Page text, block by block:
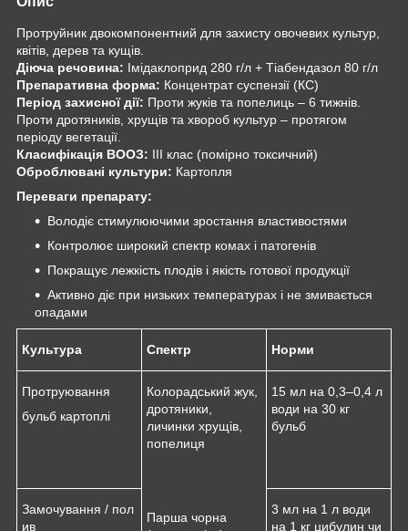
Протруйник двокомпонентний для захисту овочевих культур,
квітів, дерев та кущів.
Діюча речовина: Імідаклоприд 280 г/л + Тіабендазол 80 г/л
Препаративна форма: Концентрат суспензії (КС)
Період захисної дії: Проти жуків та попелиць – 6 тижнів.
Проти дротяників, хрущів та хвороб культур – протягом
періоду вегетації.
Класифікація ВООЗ: ІІІ клас (помірно токсичний)
Оброблювані культури: Картопля
Переваги препарату:
Володіє стимулюючими зростання властивостями
Контролює широкий спектр комах і патогенів
Покращує лежкість плодів і якість готової продукції
Активно діє при низьких температурах і не змивається
опадами
Культура Спектр Норми
Протруювання
бульб картоплі
Колорадський жук,
дротяники,
личинки хрущів,
попелиця
Парша чорна
15 мл на 0,3–0,4 л
води на 30 кг
бульб
Замочування / пол
ив
3 мл на 1 л води
на 1 кг цибулин чи